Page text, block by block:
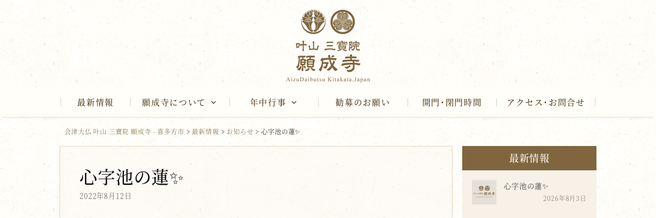
to
content
最新情報 願成寺について 年中行事 勧募のお願い 開門･閉門時間 アクセス･お問合せ
会津大仏 叶山 三寶院 願成寺 - 喜多方市 >最新情報 > お知らせ >心字池の蓮✨
心字池の蓮✨
2022年8月12日
最新情報
心字池の蓮✨
2026年8月3日